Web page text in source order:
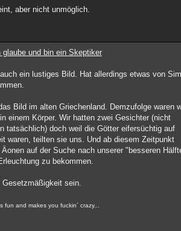
aber nicht unmöglich.
glaube und bin ein Skeptiker
ein lustiges Bild. Hat allerdings etwas von
Bild im alten Griechenland. Demzufolge waren
einem Körper. Wir hatten zwei Gesichter (nicht
tatsächlich) doch weil die Götter eifersüchtig auf
waren, teilten sie uns. Und ab diesem Zeitpunkt
auf der Suche nach unserer "besseren
zu bekommen.
Gesetzmäßigkeit sein.
fun and makes you fuckin´ crazy...